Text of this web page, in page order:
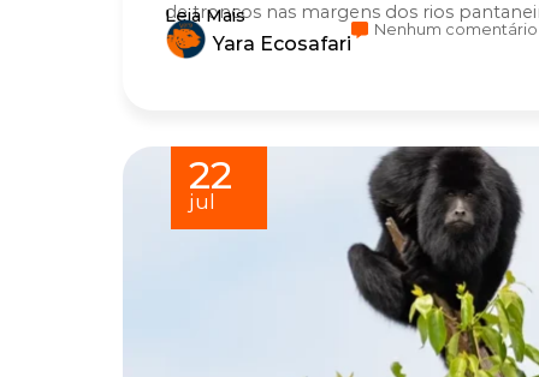
de troncos nas margens dos rios
Leia Mais
Yara Ecosafari
Nenhum comentário
22
jul